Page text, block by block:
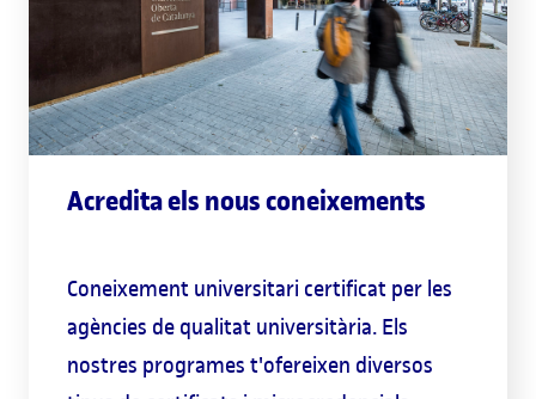
Acredita els nous coneixements
Coneixement universitari certificat per les
agències de qualitat universitària. Els
nostres programes t'ofereixen diversos